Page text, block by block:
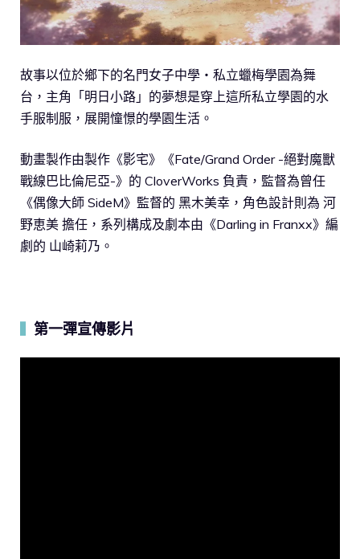
故事以位於鄉下的名門女子中學・私立蠟梅學園為舞
台，主角「明日小路」的夢想是穿上這所私立學園的水
手服制服，展開憧憬的學園生活。
動畫製作由製作《影宅》《Fate/Grand Order -絕對魔獸
戰線巴比倫尼亞-》的 CloverWorks 負責，監督為曾任
《偶像大師 SideM》監督的 黑木美幸，角色設計則為 河
野恵美 擔任，系列構成及劇本由《Darling in Franxx》編
劇的 山崎莉乃。
第一彈宣傳影片